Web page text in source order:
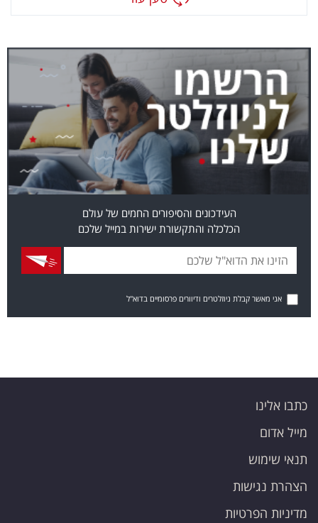
העידכונים והסיפורים החמים של עולם
הכלכלה והתקשורת ישירות במייל שלכם
אני מאשר קבלת ניוזלטרים ודיוורים פרסומיים בדוא"ל
כתבו אלינו
מייל אדום
תנאי שימוש
הצהרת נגישות
מדיניות הפרטיות